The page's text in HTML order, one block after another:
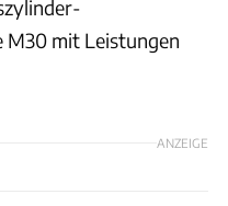
M30 mit Leistungen
ANZEIGE